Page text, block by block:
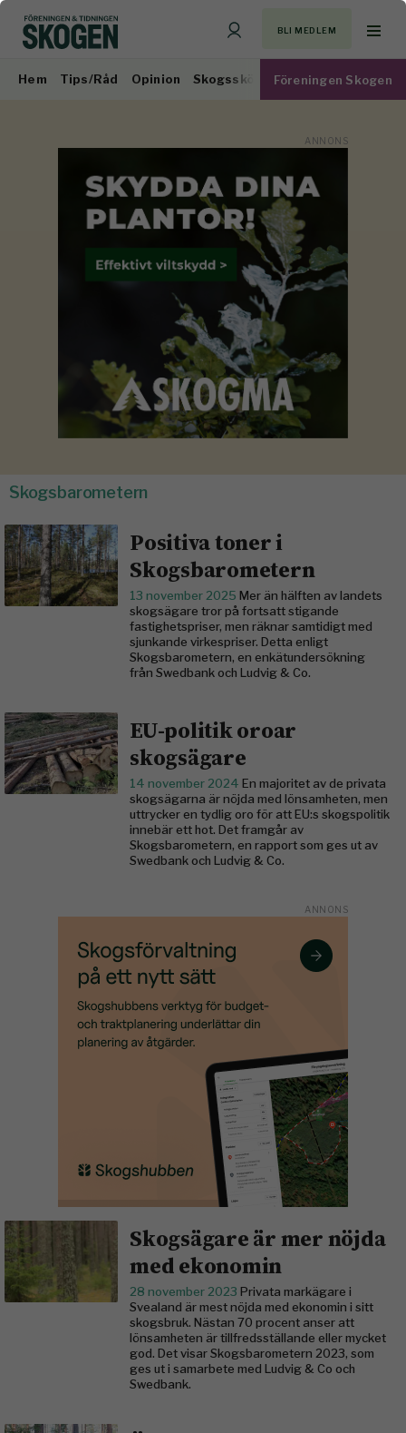
BLI MEDLEM
Hem Tips/Råd Opinion Skogsskötsel Virkesmarknad
Föreningen Skogen
Skogsbarometern
Positiva toner i
Skogsbarometern
13 november 2025 Mer än hälften av landets
skogsägare tror på fortsatt stigande
fastighetspriser, men räknar samtidigt med
sjunkande virkespriser. Detta enligt
Skogsbarometern, en enkätundersökning
från Swedbank och Ludvig & Co.
EU-politik oroar
skogsägare
14 november 2024 En majoritet av de privata
skogsägarna är nöjda med lönsamheten, men
uttrycker en tydlig oro för att EU:s skogspolitik
innebär ett hot. Det framgår av
Skogsbarometern, en rapport som ges ut av
Swedbank och Ludvig & Co.
Skogsägare är mer nöjda
med ekonomin
28 november 2023 Privata markägare i
Svealand är mest nöjda med ekonomin i sitt
skogsbruk. Nästan 70 procent anser att
lönsamheten är tillfredsställande eller mycket
god. Det visar Skogsbarometern 2023, som
ges ut i samarbete med Ludvig & Co och
Swedbank.